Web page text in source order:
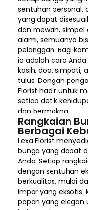
sentuhan personal,
yang dapat
dan mewah, simpel
alami, semuanya
pelanggan. Bagi
ia adalah cara
kasih, doa, simpati,
tulus. Dengan
Florist hadir untuk
setiap detik
dan bermakna.
Rangkaian
Berbagai
Lexa Florist
bunga yang dapat
Anda. Setiap
dengan sentuhan
berkualitas, mulai
impor yang eksotis.
papan yang elegan